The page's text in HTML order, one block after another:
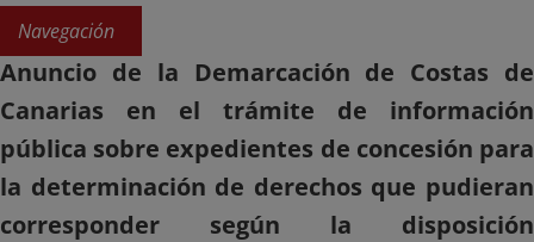
Navegación
Anuncio de la Demarcación de Costas de
Canarias en el trámite de información
pública sobre expedientes de concesión para
la determinación de derechos que pudieran
corresponder según la disposición